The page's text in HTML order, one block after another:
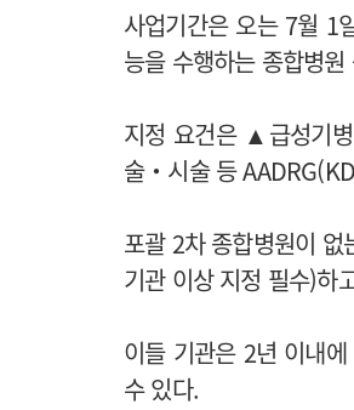
사업기간은 오는 7월 1
능을 수행하는 종합병
지정 요건은 ▲급성기
술‧시술 등
포괄 2차 종합병원이
기관 이상 지정 필수)하
이들 기관은 2년 이내
수 있다.